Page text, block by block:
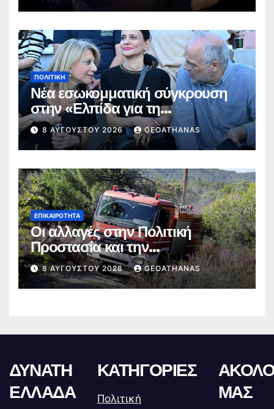
ΠΟΛΙΤΙΚΉ
Νέα εσωκομματική σύγκρουση
στην «Ελπίδα για τη
Δημοκρατία»
8 ΑΥΓΟΎΣΤΟΥ 2026 GEOATHANAS
ΕΠΙΚΑΙΡΌΤΗΤΑ
Οι αλλαγές στην Πολιτική
Προστασία και την
Πυροσβεστική
8 ΑΥΓΟΎΣΤΟΥ 2026 GEOATHANAS
ΔΥΝΑΤΗ
ΕΛΛΑΔΑ
ΚΑΤΗΓΟΡΙΕΣ
Πολιτική
ΜΑΣ